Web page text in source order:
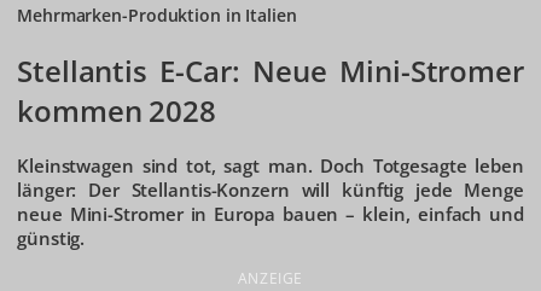
Mehrmarken-Produktion in Italien
Stellantis E-Car: Neue Mini-Stromer
kommen 2028
Kleinstwagen sind tot, sagt man. Doch Totgesagte leben
länger: Der Stellantis-Konzern will künftig jede Menge
neue Mini-Stromer in Europa bauen – klein, einfach und
günstig.
ANZEIGE